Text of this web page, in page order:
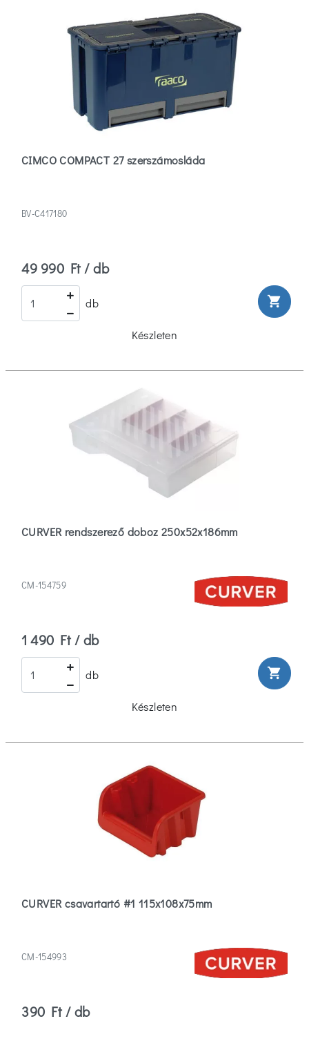
CIMCO COMPACT 27 szerszámosláda
BV-C417180
49 990 Ft / db
db shopping_cart
Készleten
CURVER rendszerező doboz 250x52x186mm
CM-154759
1 490 Ft / db
db shopping_cart
Készleten
CURVER csavartartó #1 115x108x75mm
CM-154993
390 Ft / db